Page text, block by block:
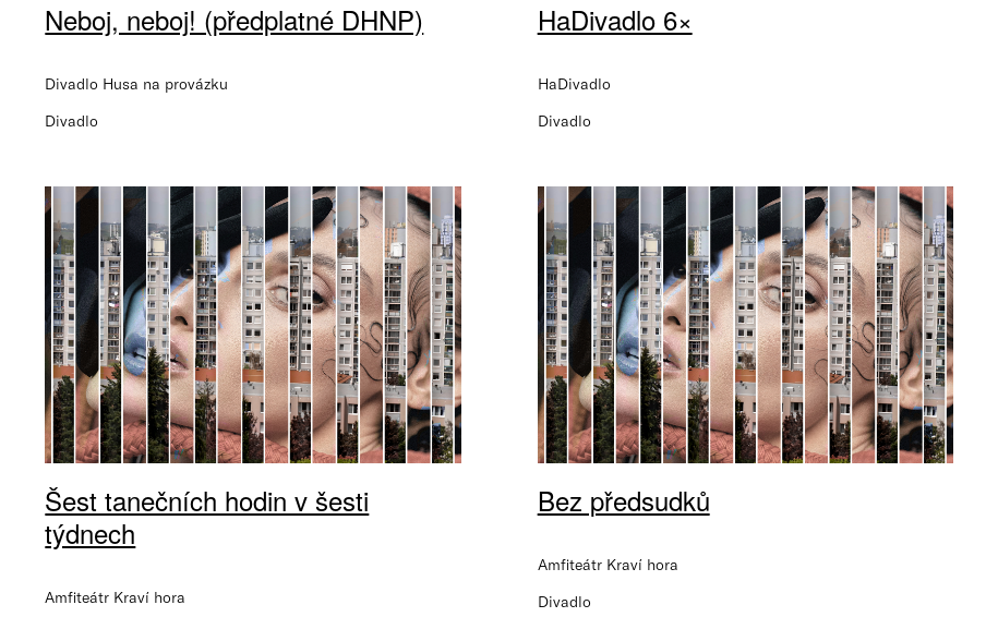
Neboj, neboj! (předplatné DHNP)
Divadlo Husa na provázku
Divadlo
HaDivadlo 6×
HaDivadlo
Divadlo
Šest tanečních hodin v šesti
týdnech
Amfiteátr Kraví hora
Bez předsudků
Amfiteátr Kraví hora
Divadlo